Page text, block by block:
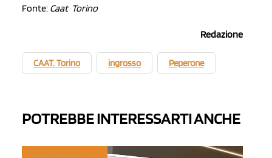
Fonte: Caat Torino
Redazione
CAAT. Torino ingrosso Peperone
POTREBBE INTERESSARTI ANCHE